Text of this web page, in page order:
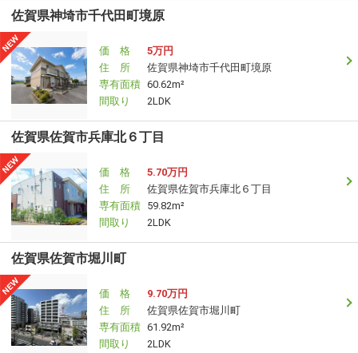
佐賀県神埼市千代田町境原
価 格
5万円
住 所
佐賀県神埼市千代田町境原
専有面積 60.62m²
間取り
2LDK
佐賀県佐賀市兵庫北６丁目
価 格
5.70万円
住 所
佐賀県佐賀市兵庫北６丁目
専有面積 59.82m²
間取り
2LDK
佐賀県佐賀市堀川町
価 格
9.70万円
住 所
佐賀県佐賀市堀川町
専有面積 61.92m²
間取り
2LDK